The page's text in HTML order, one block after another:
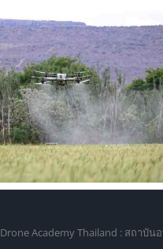
สอบใบอนุญาตบินโดรน
ขั้นตอน ค่าใช้จ่าย และการ
ยมตัว
Drone Academy Thailand : สถาบัน